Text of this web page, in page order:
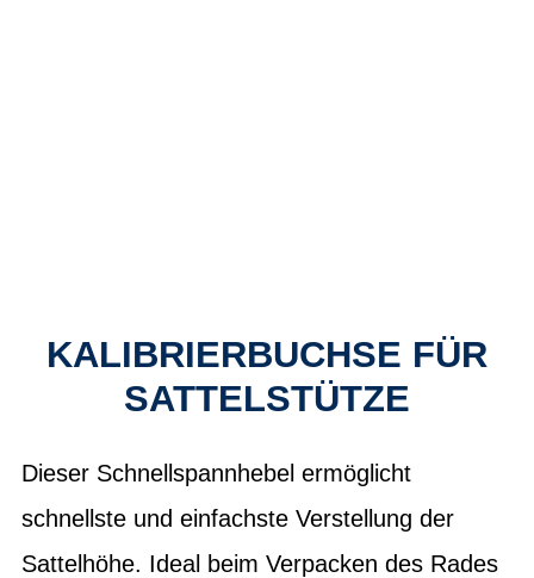
KALIBRIERBUCHSE FÜR
SATTELSTÜTZE
Dieser Schnellspannhebel ermöglicht
schnellste und einfachste Verstellung der
Sattelhöhe. Ideal beim Verpacken des Rades